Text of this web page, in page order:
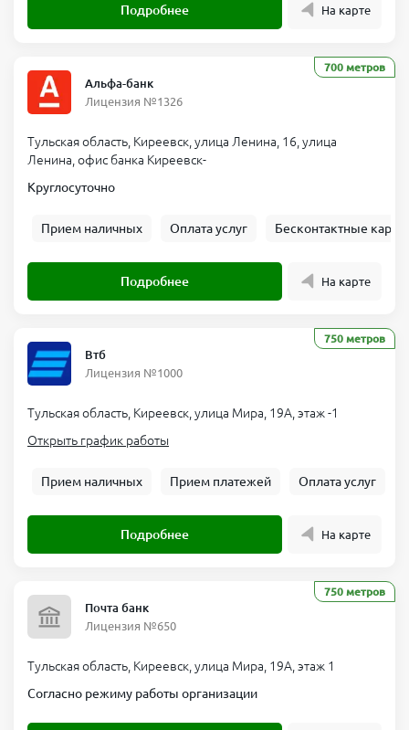
Подробнее На карте
700 метров
Альфа-банк
Лицензия №1326
Тульская область, Киреевск, улица Ленина, 16, улица
Ленина, офис банка Киреевск-
Круглосуточно
Прием наличных Оплата услуг Бесконтактные карты
Подробнее На карте
750 метров
Втб
Лицензия №1000
Тульская область, Киреевск, улица Мира, 19А, этаж -1
Открыть график работы
Прием наличных Прием платежей Оплата услуг
Подробнее На карте
750 метров
Почта банк
Лицензия №650
Тульская область, Киреевск, улица Мира, 19А, этаж 1
Согласно режиму работы организации